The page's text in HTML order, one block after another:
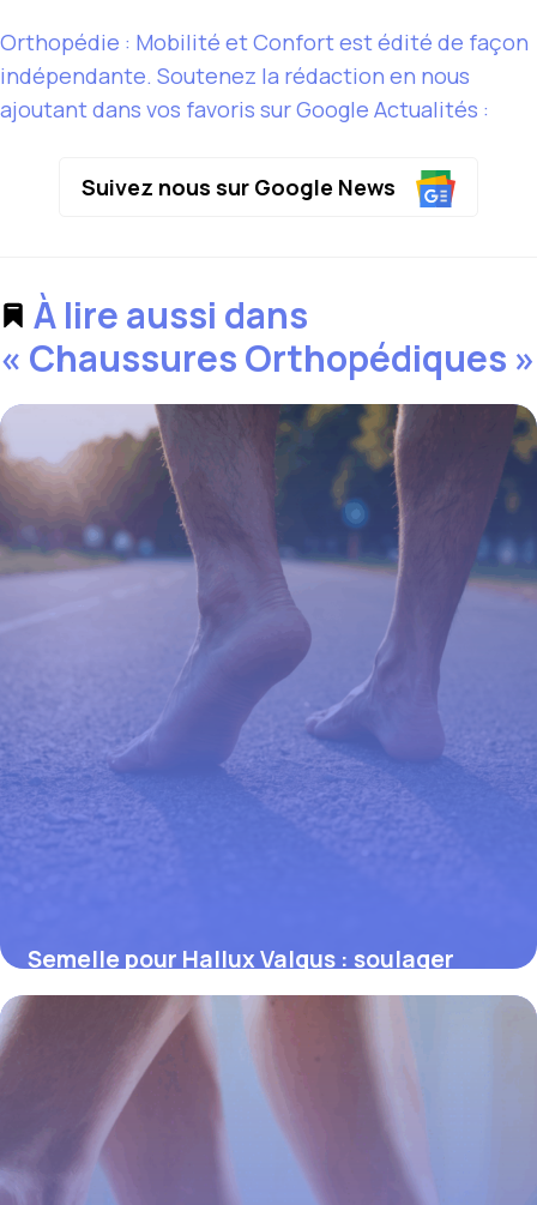
Orthopédie : Mobilité et Confort est édité de façon
indépendante. Soutenez la rédaction en nous
ajoutant dans vos favoris sur Google Actualités :
Suivez nous sur Google News
À lire aussi dans
« Chaussures Orthopédiques »
Semelle pour Hallux Valgus : soulager
efficacement la douleur du pied
13 octobre 2025